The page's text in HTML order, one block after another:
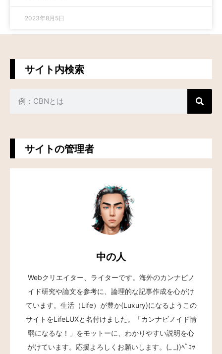
2023年8月5日
サイト内検索
サイトの管理者
中の人
Webクリエイター、ライターです。海外のカンナビノ
イド研究や論文を参考に、論理的な記事作成を心がけ
ています。生活（Life）が豊か(Luxury)になるようこの
サイトをLifeLUXと名付けました。「カンナビノイド情
弱になるな！」をモットーに、わかりやすい説明を心
がけています。応援よろしくお願いします。(_ _))ﾍﾟｺｯ